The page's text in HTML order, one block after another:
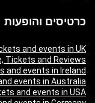
כרטיסים והופעות
and events in UK
Tickets and Reviews
and events in Ireland
events in Australia
and events in USA